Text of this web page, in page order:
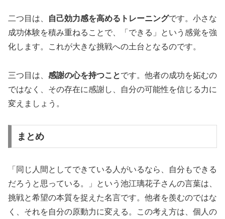
二つ目は、 自己効力感を高めるトレーニングです。小さな
成功体験を積み重ねることで、「できる」という感覚を強
化します。これが大きな挑戦への土台となるのです。
三つ目は、 感謝の心を持つことです。他者の成功を妬むの
ではなく、その存在に感謝し、自分の可能性を信じる力に
変えましょう。
まとめ
「同じ人間としてできている人がいるなら、自分もできる
だろうと思っている。」という池江璃花子さんの言葉は、
挑戦と希望の本質を捉えた名言です。他者を羨むのではな
く、それを自分の原動力に変える。この考え方は、個人の